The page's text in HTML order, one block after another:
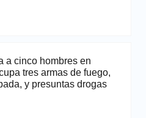
a cinco hombres en
tres armas de fuego,
y presuntas drogas